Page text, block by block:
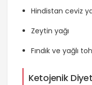
Hindistan ceviz
Zeytin yağı
Fındık ve yağlı
Ketojenik